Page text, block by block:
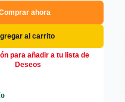
ahora
al carrito
para añadir a tu lista de
Deseos